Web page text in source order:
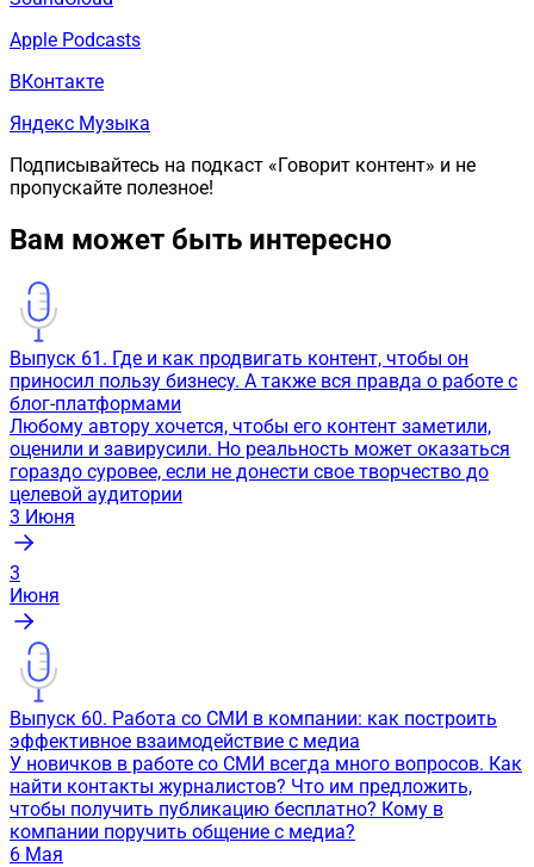
Apple Podcasts
ВКонтакте
Яндекс Музыка
Подписывайтесь на подкаст «Говорит контент» и не
пропускайте полезное!
Вам может быть интересно
Выпуск 61. Где и как продвигать контент, чтобы он
приносил пользу бизнесу. А также вся правда о работе с
блог-платформами
Любому автору хочется, чтобы его контент заметили,
оценили и завирусили. Но реальность может оказаться
гораздо суровее, если не донести свое творчество до
целевой аудитории
3 Июня
3
Июня
Выпуск 60. Работа со СМИ в компании: как построить
эффективное взаимодействие с медиа
У новичков в работе со СМИ всегда много вопросов. Как
найти контакты журналистов? Что им предложить,
чтобы получить публикацию бесплатно? Кому в
компании поручить общение с медиа?
6 Мая